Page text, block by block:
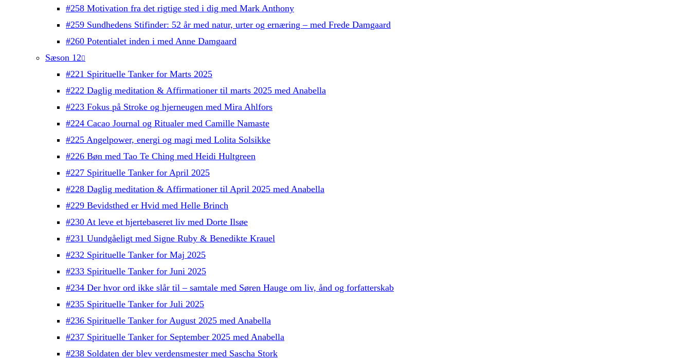
#258 Motivation fra det rigtige sted i dig med Mark Anthony
#259 Sundhedens Stifinder: 52 år med natur, urter og ernæring – med Frede Damgaard
#260 Potentialet inden i med Anne Damgaard
Sæson 12
#221 Spirituelle Tanker for Marts 2025
#222 Daglig meditation & Affirmationer til marts 2025 med Anabella
#223 Fokus på Stroke og hjerneugen med Mira Ahlfors
#224 Cacao Journal og Ritualer med Camille Namaste
#225 Angelpower, energi og magi med Lolita Solsikke
#226 Bøn med Tao Te Ching med Heidi Hultgreen
#227 Spirituelle Tanker for April 2025
#228 Daglig meditation & Affirmationer til April 2025 med Anabella
#229 Bevidsthed er Hvid med Helle Brinch
#230 At leve et hjertebaseret liv med Dorte Ilsøe
#231 Uundgåeligt med Signe Ruby & Benedikte Krauel
#232 Spirituelle Tanker for Maj 2025
#233 Spirituelle Tanker for Juni 2025
#234 Der hvor ord ikke slår til – samtale med Søren Hauge om liv, ånd og forfatterskab
#235 Spirituelle Tanker for Juli 2025
#236 Spirituelle Tanker for August 2025 med Anabella
#237 Spirituelle Tanker for September 2025 med Anabella
#238 Soldaten der blev verdensmester med Sascha Stork